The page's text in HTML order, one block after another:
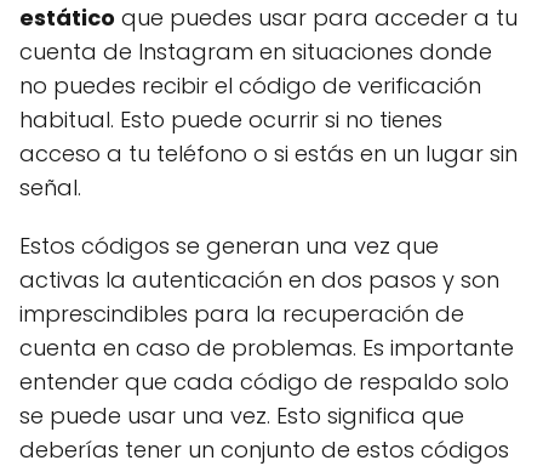
estático que puedes usar para acceder a tu
cuenta de Instagram en situaciones donde
no puedes recibir el código de verificación
habitual. Esto puede ocurrir si no tienes
acceso a tu teléfono o si estás en un lugar sin
señal.
Estos códigos se generan una vez que
activas la autenticación en dos pasos y son
imprescindibles para la recuperación de
cuenta en caso de problemas. Es importante
entender que cada código de respaldo solo
se puede usar una vez. Esto significa que
deberías tener un conjunto de estos códigos